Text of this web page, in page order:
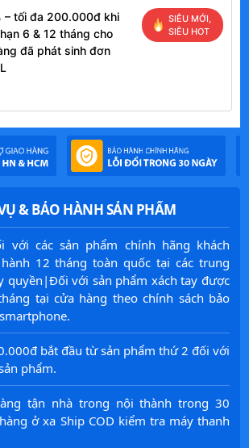
– tối đa 200.000đ khi
6 & 12 tháng cho
đã phát sinh đơn
SIÊU MỚI,
SIÊU HOT
& BẢO HÀNH SẢN PHẨM
với các sản phẩm chính hãng khách
12 tháng toàn quốc tại các trung
quyền|Đối với sản phẩm xách tay được
tại cửa hàng theo chính sách bảo
bắt đầu từ sản phẩm thứ 2 đối với
phẩm.
tận nhà trong nội thành trong 30
ở xa Ship COD kiểm tra máy thanh